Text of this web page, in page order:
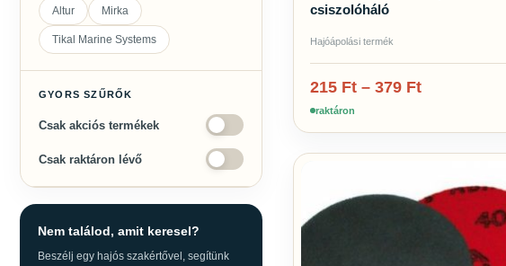
Altur Mirka
Tikal Marine Systems
GYORS SZŰRŐK
Csak akciós termékek
Csak raktáron lévő
Nem találod, amit keresel?
Beszélj egy hajós szakértővel, segítünk
csiszolóháló
Hajóápolási termék
215 Ft – 379 Ft
raktáron